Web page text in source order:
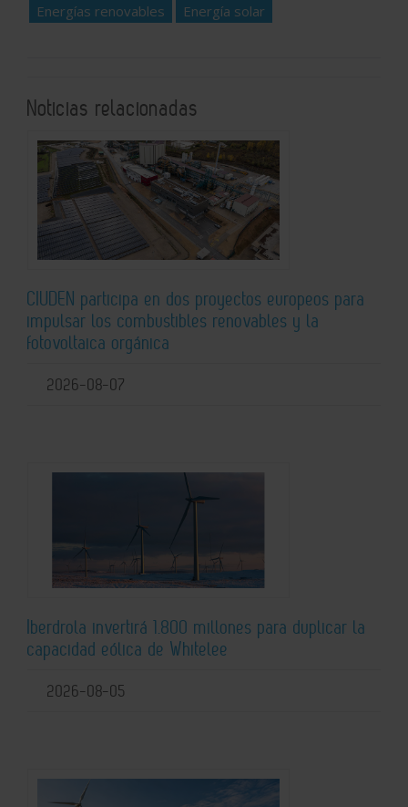
Energías renovables
Energía solar
Noticias relacionadas
CIUDEN participa en dos proyectos europeos para
impulsar los combustibles renovables y la
fotovoltaica orgánica
2026-08-07
Iberdrola invertirá 1.800 millones para duplicar la
capacidad eólica de Whitelee
2026-08-05